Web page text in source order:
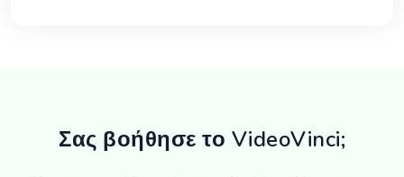
Σας βοήθησε το VideoVinci;